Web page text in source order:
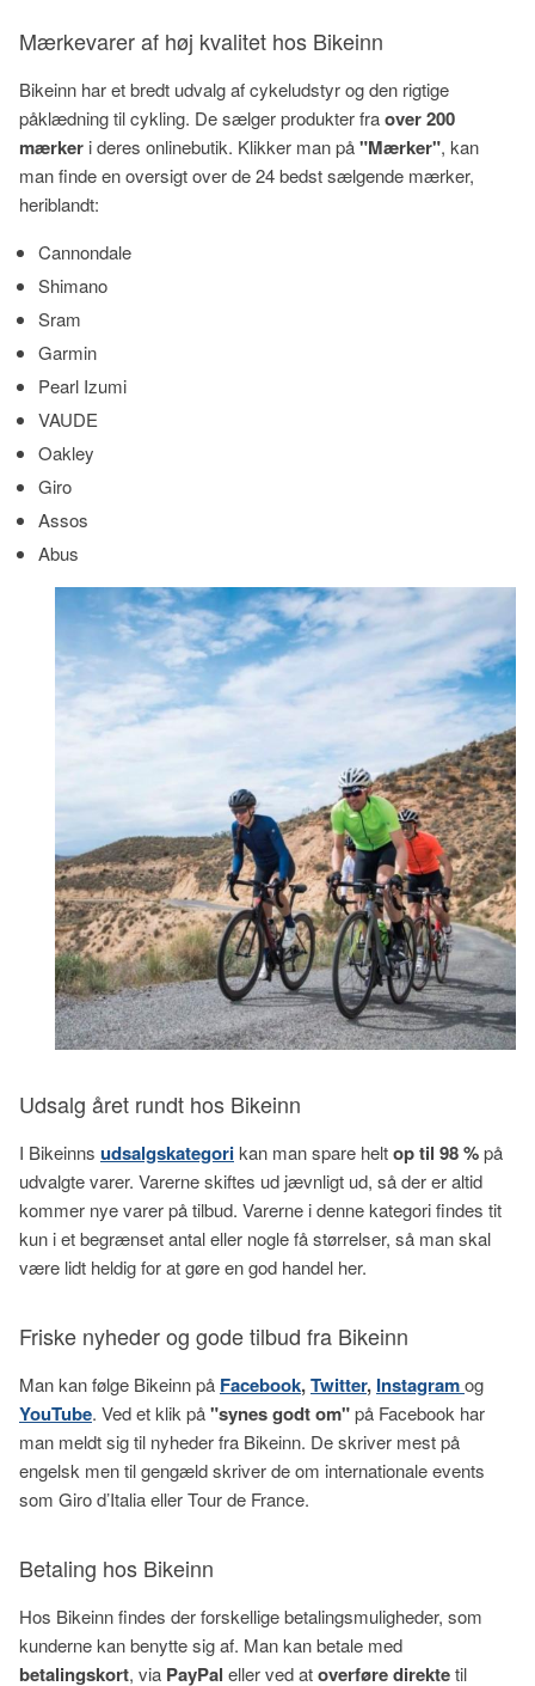
Mærkevarer af høj kvalitet hos Bikeinn
Bikeinn har et bredt udvalg af cykeludstyr og den rigtige
påklædning til cykling. De sælger produkter fraover 200
mærker i deres onlinebutik. Klikker man på"Mærker", kan
man finde en oversigt over de 24 bedst sælgende mærker,
heriblandt:
Cannondale
Shimano
Sram
Garmin
Pearl Izumi
VAUDE
Oakley
Giro
Assos
Abus
Udsalg året rundt hos Bikeinn
I Bikeinns udsalgskategorikan man spare heltop til 98 %på
udvalgte varer. Varerne skiftes ud jævnligt ud, så der er altid
kommer nye varer på tilbud. Varerne i denne kategori findes tit
kun i et begrænset antal eller nogle få størrelser, så man skal
være lidt heldig for at gøre en god handel her.
Friske nyheder og gode tilbud fra Bikeinn
Man kan følge Bikeinn på Facebook,Twitter, Instagramog
YouTube. Ved et klik på"synes godt om"på Facebook har
man meldt sig til nyheder fra Bikeinn. De skriver mest på
engelsk men til gengæld skriver de om internationale events
som Giro d’Italia eller Tour de France.
Betaling hos Bikeinn
Hos Bikeinn findes der forskellige betalingsmuligheder, som
kunderne kan benytte sig af. Man kan betale med
betalingskort, via PayPal eller ved atoverføre direktetil